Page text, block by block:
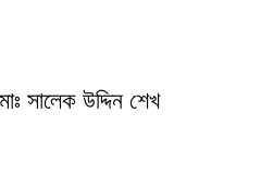
সালেক উদ্দিন শেখ